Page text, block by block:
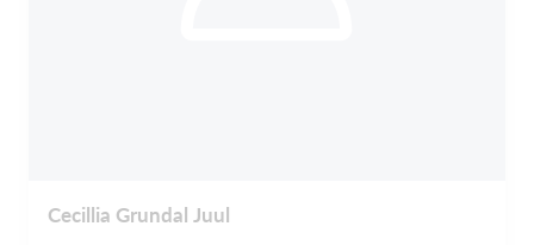
Cecillia Grundal Juul